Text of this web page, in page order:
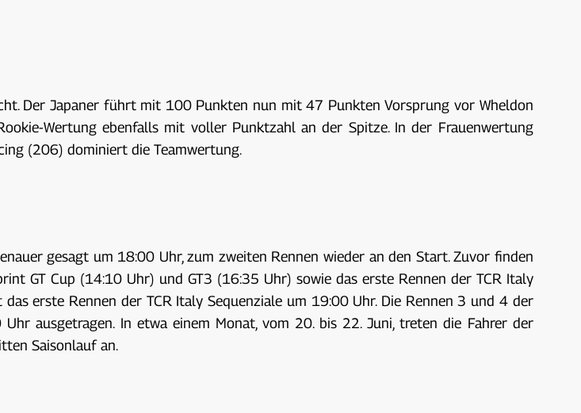
Der Japaner führt mit 100 Punkten nun mit 47 Punkten Vorsprung vor Wheldon
Wertung ebenfalls mit voller Punktzahl an der Spitze. In der Frauenwertung
(206) dominiert die Teamwertung.
gesagt um 18:00 Uhr, zum zweiten Rennen wieder an den Start. Zuvor finden
GT Cup (14:10 Uhr) und GT3 (16:35 Uhr) sowie das erste Rennen der TCR Italy
erste Rennen der TCR Italy Sequenziale um 19:00 Uhr. Die Rennen 3 und 4 der
ausgetragen. In etwa einem Monat, vom 20. bis 22. Juni, treten die Fahrer der
Saisonlauf an.